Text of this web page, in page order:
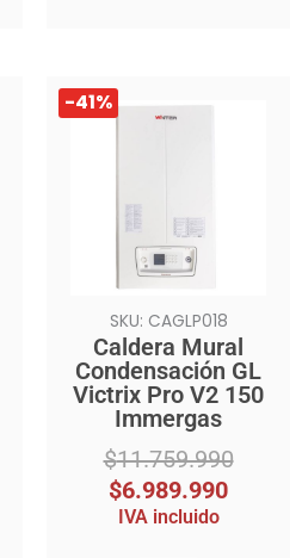
-41%
SKU: CAGLP018
Caldera Mural
Condensación GL
Victrix Pro V2 150
Immergas
$11.759.990
El
precio
$11.759.990.
$6.989.990
El
precio
$6.989.990.
IVA incluido